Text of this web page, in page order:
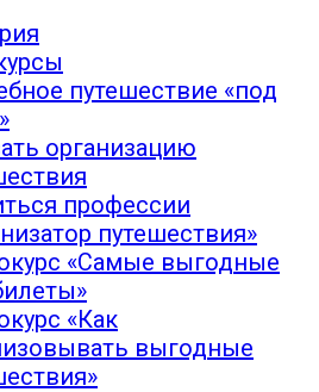
путешествие «под
организацию
профессии
путешествия»
«Самые выгодные
«Как
выгодные